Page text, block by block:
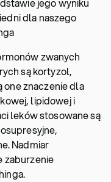
jego wyniku
dla naszego
zwanych
są kortyzol,
one znaczenie dla
lipidowej i
leków stosowane są
Nadmiar
zaburzenie